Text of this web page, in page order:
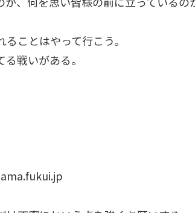
ことはやって行こう。
戦いがある。